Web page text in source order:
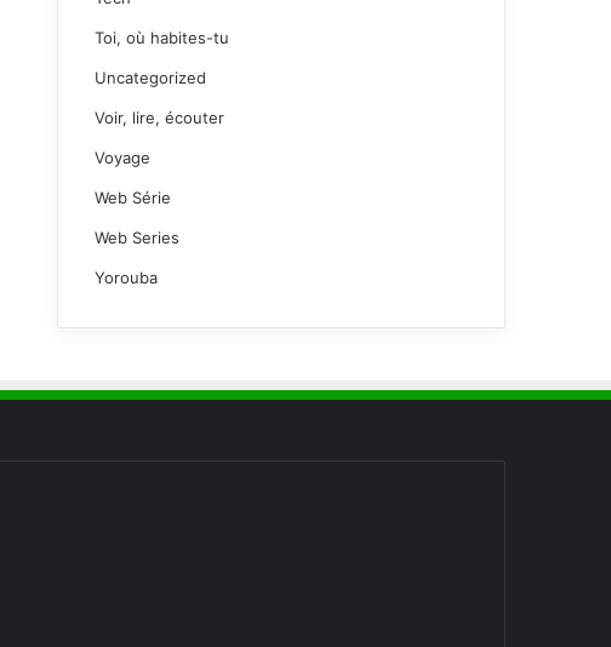
Toi, où habites-tu
Uncategorized
Voir, lire, écouter
Voyage
Web Série
Web Series
Yorouba